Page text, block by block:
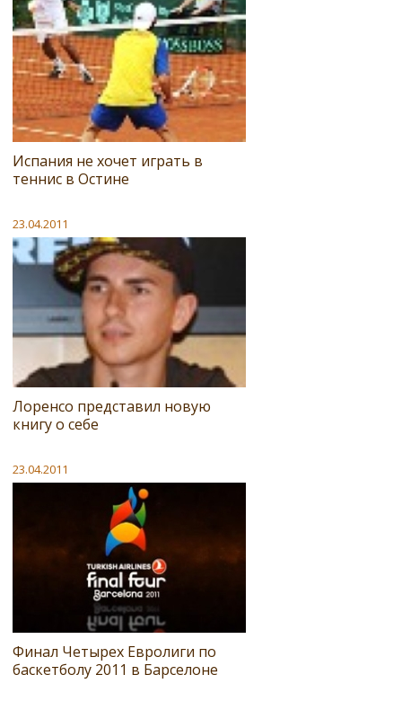
Испания не хочет играть в
теннис в Остине
23.04.2011
Лоренсо представил новую
книгу о себе
23.04.2011
Финал Четырех Евролиги по
баскетболу 2011 в Барселоне